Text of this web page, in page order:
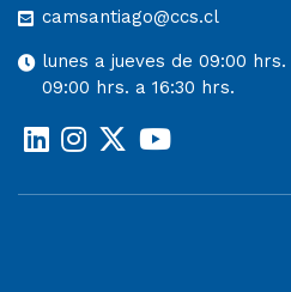
camsantiago@ccs.cl
lunes a jueves de 09:00
09:00 hrs. a 16:30 hrs.